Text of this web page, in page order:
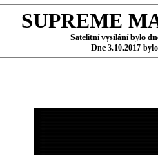
SUPREME
Satelitní vysílání bylo
Dne 3.10.2017